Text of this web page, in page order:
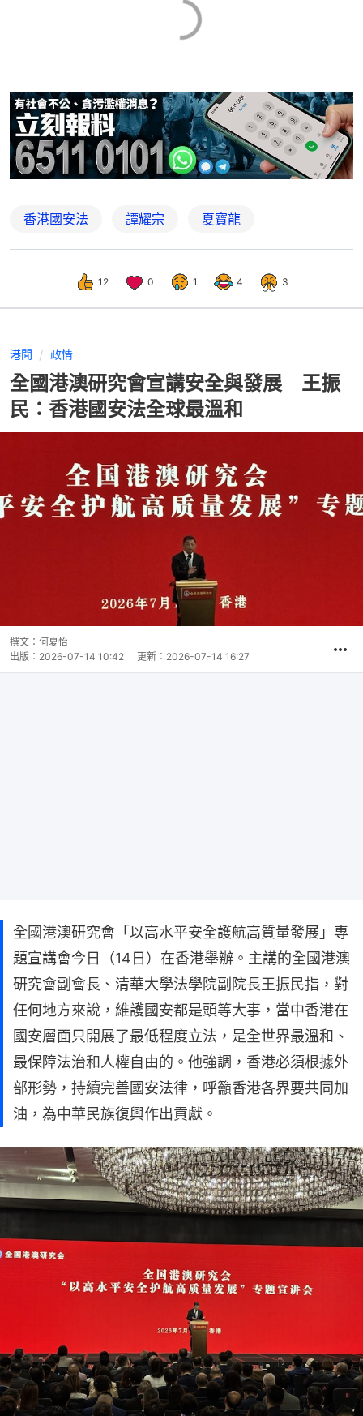
香港國安法 譚耀宗 夏寶龍
12 0 1 4 3
港聞 政情
全國港澳研究會宣講安全與發展 王振
民：香港國安法全球最溫和
撰文： 何夏怡
出版： 2026-07-14 10:42 更新： 2026-07-14 16:27
全國港澳研究會「以高水平安全護航高質量發展」專
題宣講會今日（14日）在香港舉辦。主講的全國港澳
研究會副會長、清華大學法學院副院長王振民指，對
任何地方來說，維護國安都是頭等大事，當中香港在
國安層面只開展了最低程度立法，是全世界最溫和、
最保障法治和人權自由的。他強調，香港必須根據外
部形勢，持續完善國安法律，呼籲香港各界要共同加
油，為中華民族復興作出貢獻。